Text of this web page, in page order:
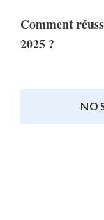
Comment
2025 ?